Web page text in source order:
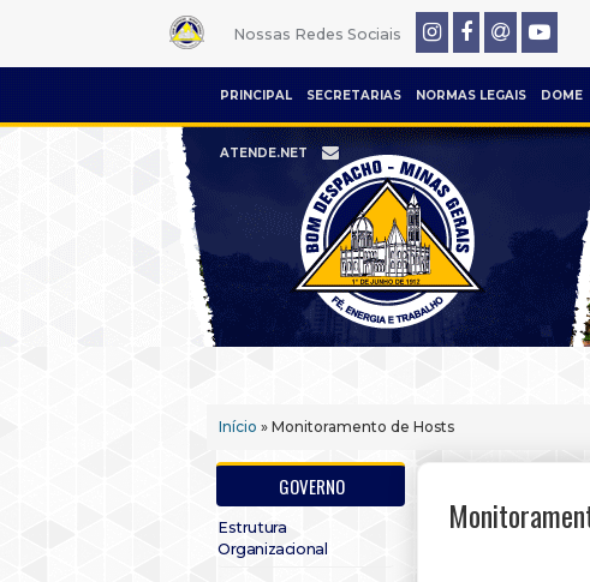
Nossas Redes Sociais
PRINCIPAL SECRETARIAS NORMAS LEGAIS DOME
ATENDE.NET
Início » Monitoramento de Hosts
GOVERNO
Estrutura
Organizacional